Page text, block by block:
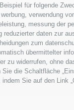
für folgende
verwendung
messung
daten zur
zum
übermittelter
zu widerrufen, ohne
die Schaltfläche
Sie auf den